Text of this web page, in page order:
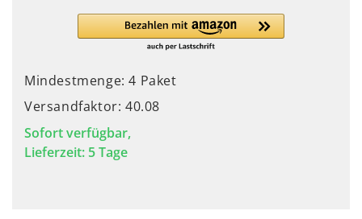
Mindestmenge: 4 Paket
Versandfaktor: 40.08
Sofort verfügbar,
Lieferzeit: 5 Tage